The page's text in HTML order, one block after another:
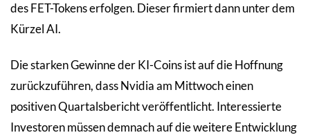
des FET-Tokens erfolgen. Dieser firmiert dann unter dem
Kürzel AI.
Die starken Gewinne der KI-Coins ist auf die Hoffnung
zurückzuführen, dass Nvidia am Mittwoch einen
positiven Quartalsbericht veröffentlicht. Interessierte
Investoren müssen demnach auf die weitere Entwicklung